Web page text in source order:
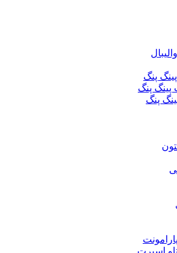
پنگ
پینگ پنگ
پنگ
اسپرت